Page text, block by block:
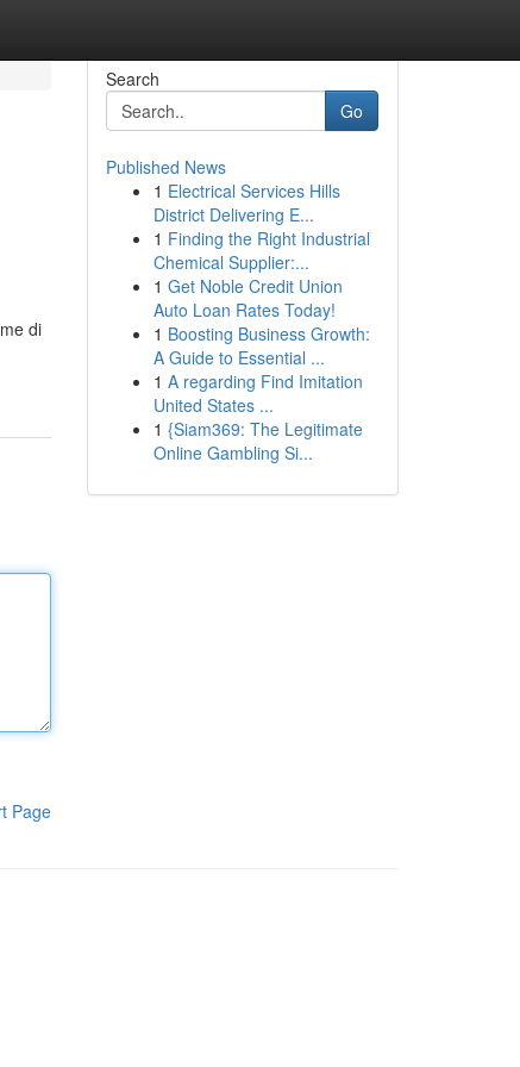
di
Page
Search
Go
Published News
1 Electrical Services Hills
District Delivering E...
1 Finding the Right Industrial
Chemical Supplier:...
1 Get Noble Credit Union
Auto Loan Rates Today!
1 Boosting Business Growth:
A Guide to Essential ...
1 A regarding Find Imitation
United States ...
1 {Siam369: The Legitimate
Online Gambling Si...